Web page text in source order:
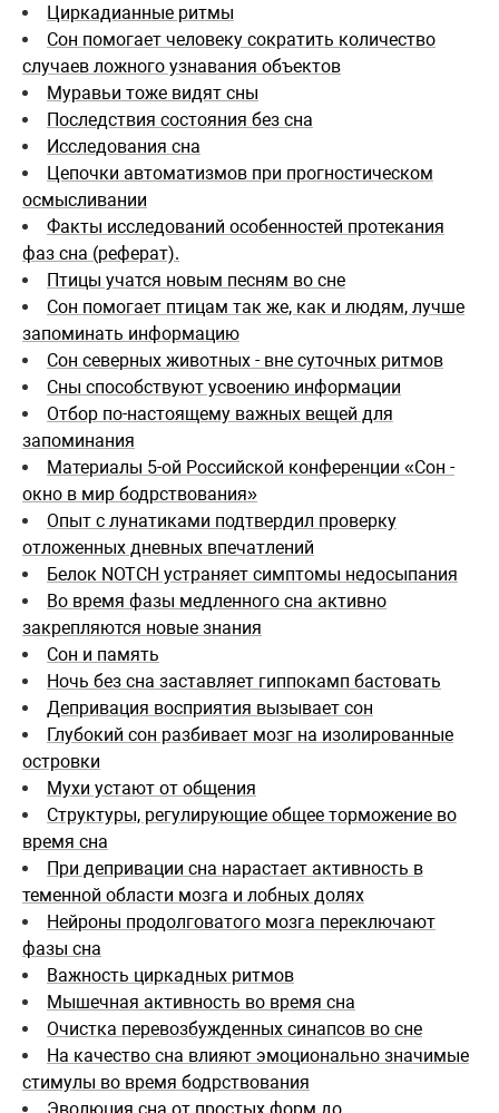
Циркадианные ритмы
Cон помогает человеку сократить количество
случаев ложного узнавания объектов
Муравьи тоже видят сны
Последствия состояния без сна
Исследования сна
Цепочки автоматизмов при прогностическом
осмысливании
Факты исследований особенностей протекания
фаз сна (реферат).
Птицы учатся новым песням во сне
Сон помогает птицам так же, как и людям, лучше
запоминать информацию
Сон северных животных - вне суточных ритмов
Сны способствуют усвоению информации
Отбор по-настоящему важных вещей для
запоминания
Материалы 5-ой Российской конференции «Сон -
окно в мир бодрствования»
Опыт с лунатиками подтвердил проверку
отложенных дневных впечатлений
Белок NOTCH устраняет симптомы недосыпания
Во время фазы медленного сна активно
закрепляются новые знания
Сон и память
Ночь без сна заставляет гиппокамп бастовать
Депривация восприятия вызывает сон
Глубокий сон разбивает мозг на изолированные
островки
Мухи устают от общения
Структуры, регулирующие общее торможение во
время сна
При депривации сна нарастает активность в
теменной области мозга и лобных долях
Нейроны продолговатого мозга переключают
фазы сна
Важность циркадных ритмов
Мышечная активность во время сна
Очистка перевозбужденных синапсов во сне
На качество сна влияют эмоционально значимые
стимулы во время бодрствования
Эволюция сна от простых форм до